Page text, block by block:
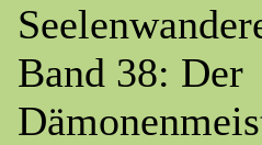
Band 38: Der